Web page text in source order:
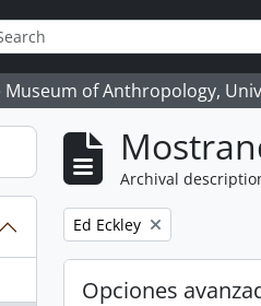
options
of Anthropology,
Archival
Remove filter:
Ed Eckley
Opciones